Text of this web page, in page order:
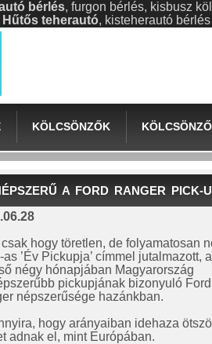
bérlés, furgon bérlés, kisbusz
Hűtős teherautó, kisteherautó
KÖLCSÖNZŐK
A FORD RANGER PICK-
csak hogy töretlen, de folyamatosan
as ’Év Pickupja’ címmel jutalmazott,
négy hónapjában Magyarország
pickupjának bizonyuló Ford
népszerűsége hazánkban.
hogy arányaiban idehaza
adnak el, mint Európában.